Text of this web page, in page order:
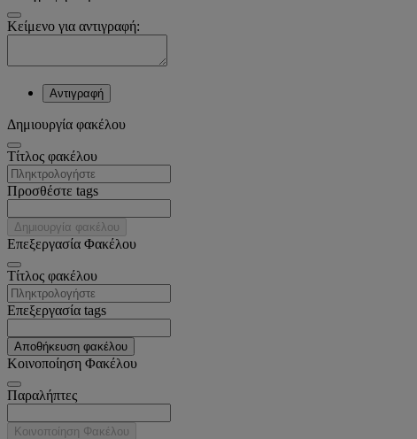
Κείμενο για αντιγραφή:
Αντιγραφή
Δημιουργία φακέλου
Tίτλος φακέλου
Προσθέστε tags
Δημιουργία φακέλου
Επεξεργασία Φακέλου
Tίτλος φακέλου
Επεξεργασία tags
Αποθήκευση φακέλου
Κοινοποίηση Φακέλου
Παραλήπτες
Κοινοποίηση Φακέλου